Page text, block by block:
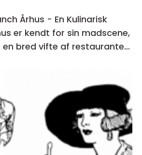
Århus - En Kulinarisk
er kendt for sin madscene,
en bred vifte af restauranter,